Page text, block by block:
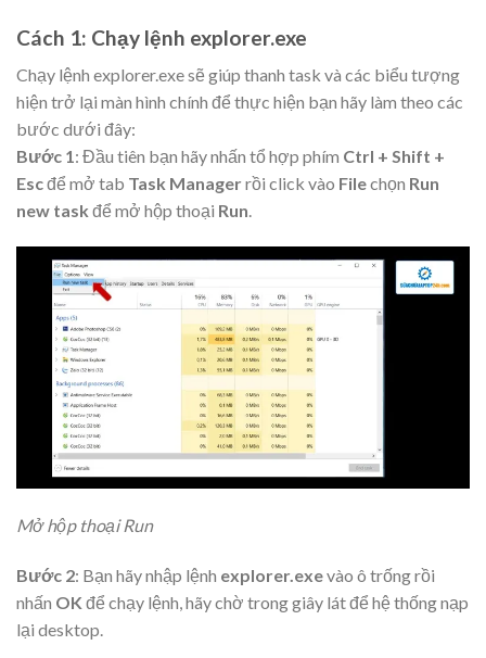
Cách 1: Chạy lệnh explorer.exe
Chạy lệnh explorer.exe sẽ giúp thanh task và các biểu tượng
hiện trở lại màn hình chính để thực hiện bạn hãy làm theo các
bước dưới đây:
Bước 1: Đầu tiên bạn hãy nhấn tổ hợp phím Ctrl + Shift +
Escđể mở tab Task Managerrồi click vào Filechọn Run
new task để mở hộp thoại Run.
Mở hộp thoại Run
Bước 2: Bạn hãy nhập lệnh explorer.exevào ô trống rồi
nhấn OK để chạy lệnh, hãy chờ trong giây lát để hệ thống nạp
lại desktop.